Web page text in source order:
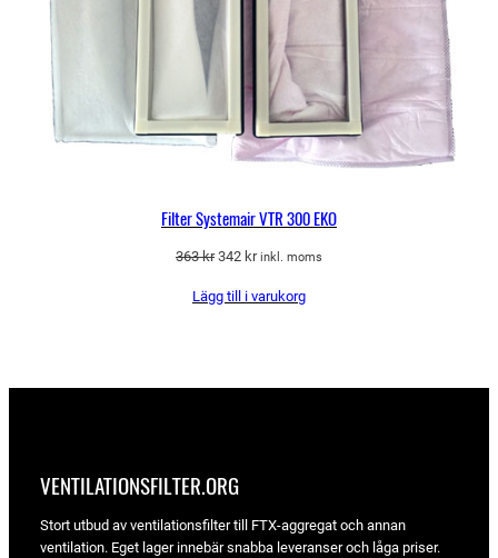
Filter Systemair VTR 300 EKO
363kr Det
priset
342 krDet
priset
inkl. moms
Lägg till i varukorg
VENTILATIONSFILTER­.ORG
Stort utbud av ventilationsfilter till FTX-aggregat och annan
ventilation. Eget lager innebär snabba leveranser och låga priser.